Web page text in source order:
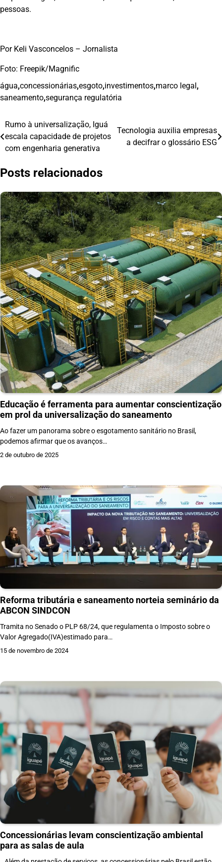
pessoas.
Por Keli Vasconcelos – Jornalista
Foto: Freepik/Magnific
água,concessionárias,esgoto,investimentos,marco legal,
saneamento,segurança regulatória
Navegação
de
Rumo à universalização, Iguá
escala capacidade de projetos
com engenharia generativa
Tecnologia auxilia empresas
a decifrar o glossário ESG
Posts relacionados
Educação é ferramenta para aumentar conscientização
em prol da universalização do saneamento
Ao fazer um panorama sobre o esgotamento sanitário no Brasil,
podemos afirmar que os avanços…
2 de outubro de 2025
Reforma tributária e saneamento norteia seminário da
ABCON SINDCON
Tramita no Senado o PLP 68/24, que regulamenta o Imposto sobre o
Valor Agregado(IVA)estimado para…
15 de novembro de 2024
Concessionárias levam conscientização ambiental
para as salas de aula